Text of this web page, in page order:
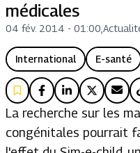
médicales
04 fév. 2014 - 01:00
International E-santé
La recherche sur les
congénitales pourrait